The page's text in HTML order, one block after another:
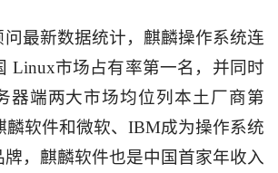
最新数据统计，麒麟操作系统连
Linux市场占有率第一名，并同时
器端两大市场均位列本土厂商第
麟软件和微软、 IBM成为操作系统
，麒麟软件也是中国首家年收入